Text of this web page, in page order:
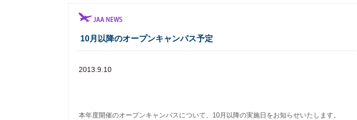
10月以降のオープンキャンパス予定
2013.9.10
本年度開催のオープンキャンパスについて、10月以降の実施日をお知らせいたします。